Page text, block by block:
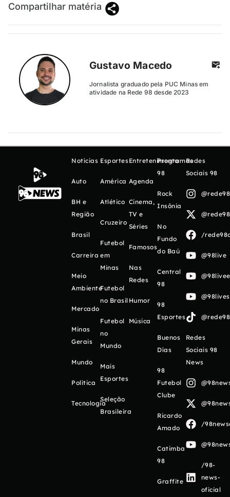
Compartilhar matéria
Gustavo Macedo
Jornalista graduado pela PUC Minas em
atividade na Rede 98 desde 2023
Notícias
Auto
BH e
Região
Brasil
Carreira
Meio
Ambiente
Mercado
Minas
Gerais
Mundo
Política
Tecnologia
Esportes
América
Atlético
Cruzeiro
Futebol
em
Minas
Futebol
no Brasil
Futebol
no
Mundo
Mais
Esportes
Seleção
Brasileira
Entretenimento
Agenda
Cinema,
TV e
Séries
Famosos
Nas
Redes
Humor
Música
Programas
98
Rock
Insônia
No
Fundo
do Baú
Central
98
98
Esportes
Buenos
Días
98
Futebol
Clube
Ricardo
Amado
Catimba
98
Graffite
Redes
Sociais 98
/
@98live
Redes
Sociais 98
News
/
/98-
news-
oficial